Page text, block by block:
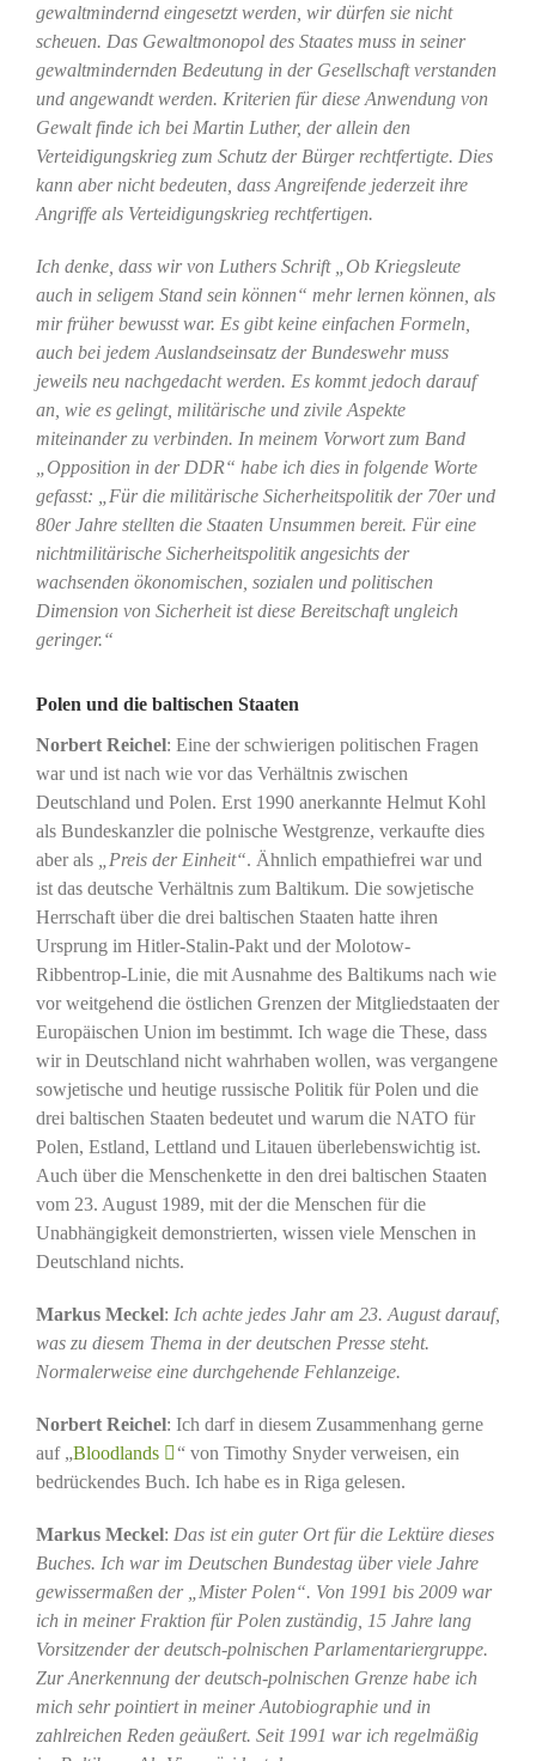
gewaltmindernd eingesetzt werden, wir dürfen sie nicht
scheuen. Das Gewaltmonopol des Staates muss in seiner
gewaltmindernden Bedeutung in der Gesellschaft verstanden
und angewandt werden. Kriterien für diese Anwendung von
Gewalt finde ich bei Martin Luther, der allein den
Verteidigungskrieg zum Schutz der Bürger rechtfertigte. Dies
kann aber nicht bedeuten, dass Angreifende jederzeit ihre
Angriffe als Verteidigungskrieg rechtfertigen.
Ich denke, dass wir von Luthers Schrift „Ob Kriegsleute
auch in seligem Stand sein können“ mehr lernen können, als
mir früher bewusst war. Es gibt keine einfachen Formeln,
auch bei jedem Auslandseinsatz der Bundeswehr muss
jeweils neu nachgedacht werden. Es kommt jedoch darauf
an, wie es gelingt, militärische und zivile Aspekte
miteinander zu verbinden. In meinem Vorwort zum Band
„Opposition in der DDR“ habe ich dies in folgende Worte
gefasst: „Für die militärische Sicherheitspolitik der 70er und
80er Jahre stellten die Staaten Unsummen bereit. Für eine
nichtmilitärische Sicherheitspolitik angesichts der
wachsenden ökonomischen, sozialen und politischen
Dimension von Sicherheit ist diese Bereitschaft ungleich
geringer.“
Polen und die baltischen Staaten
Norbert Reichel: Eine der schwierigen politischen Fragen
war und ist nach wie vor das Verhältnis zwischen
Deutschland und Polen. Erst 1990 anerkannte Helmut Kohl
als Bundeskanzler die polnische Westgrenze, verkaufte dies
aber als
„Preis der Einheit“. Ähnlich empathiefrei war und
ist das deutsche Verhältnis zum Baltikum. Die sowjetische
Herrschaft über die drei baltischen Staaten hatte ihren
Ursprung im Hitler-Stalin-Pakt und der Molotow-
Ribbentrop-Linie, die mit Ausnahme des Baltikums nach wie
vor weitgehend die östlichen Grenzen der Mitgliedstaaten der
Europäischen Union im bestimmt. Ich wage die These, dass
wir in Deutschland nicht wahrhaben wollen, was vergangene
sowjetische und heutige russische Politik für Polen und die
drei baltischen Staaten bedeutet und warum die NATO für
Polen, Estland, Lettland und Litauen überlebenswichtig ist.
Auch über die Menschenkette in den drei baltischen Staaten
vom 23. August 1989, mit der die Menschen für die
Unabhängigkeit demonstrierten, wissen viele Menschen in
Deutschland nichts.
Markus Meckel: Ich achte jedes Jahr am 23. August darauf,
was zu diesem Thema in der deutschen Presse steht.
Normalerweise eine durchgehende Fehlanzeige.
Norbert Reichel: Ich darf in diesem Zusammenhang gerne
auf „Bloodlands
“ von Timothy Snyder verweisen, ein
bedrückendes Buch. Ich habe es in Riga gelesen.
Markus Meckel: Das ist ein guter Ort für die Lektüre dieses
Buches. Ich war im Deutschen Bundestag über viele Jahre
gewissermaßen der „Mister Polen“. Von 1991 bis 2009 war
ich in meiner Fraktion für Polen zuständig, 15 Jahre lang
Vorsitzender der deutsch-polnischen Parlamentariergruppe.
Zur Anerkennung der deutsch-polnischen Grenze habe ich
mich sehr pointiert in meiner Autobiographie und in
zahlreichen Reden geäußert. Seit 1991 war ich regelmäßig